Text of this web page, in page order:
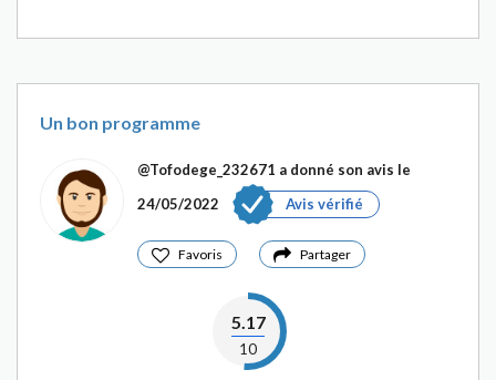
Un bon programme
@Tofodege_232671 a donné son avis le
24/05/2022
Avis vérifié
Favoris Partager
5.17
10